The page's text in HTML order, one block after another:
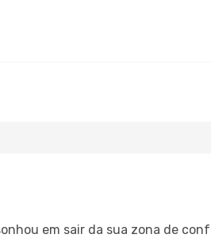
em sair da sua zona de